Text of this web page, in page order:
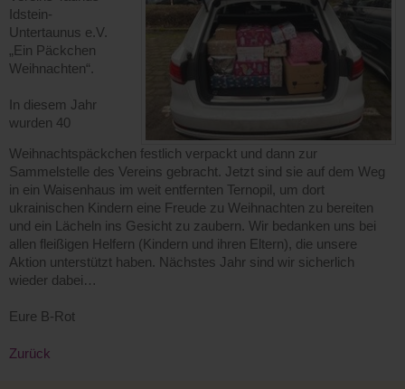
Idstein-
Untertaunus e.V.
„Ein Päckchen
Weihnachten“.
In diesem Jahr
wurden 40
Weihnachtspäckchen festlich verpackt und dann zur
Sammelstelle des Vereins gebracht. Jetzt sind sie auf dem Weg
in ein Waisenhaus im weit entfernten Ternopil, um dort
ukrainischen Kindern eine Freude zu Weihnachten zu bereiten
und ein Lächeln ins Gesicht zu zaubern. Wir bedanken uns bei
allen fleißigen Helfern (Kindern und ihren Eltern), die unsere
Aktion unterstützt haben. Nächstes Jahr sind wir sicherlich
wieder dabei…
Eure B-Rot
Zurück